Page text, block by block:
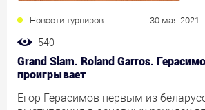
Новости турниров 30 мая 2021
540
Grand Slam. Roland Garros.
проигрывает
Егор Герасимов первым из